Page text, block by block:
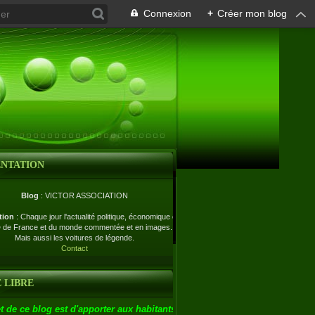
Connexion + Créer mon blog
Blog : VICTOR ASSOCIATION
: Chaque jour l'actualité politique, économique et
de France et du monde commentée et en images.
Mais aussi les voitures de légende.
Contact
LIBRE
de ce blog est d'apporter aux habitants